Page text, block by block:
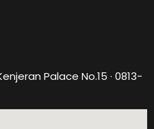
Palace No.15 · 0813-